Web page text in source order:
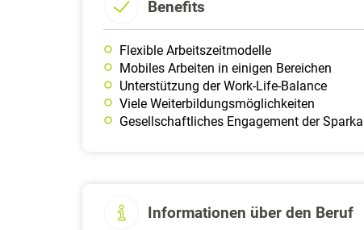
Benefits
Flexible Arbeitszeitmodelle
Mobiles Arbeiten in einigen Bereichen
Unterstützung der Work-Life-Balance
Viele Weiterbildungsmöglichkeiten
Gesellschaftliches Engagement der
Informationen über den Beruf